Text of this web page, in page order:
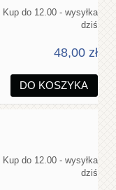
Kup do 12.00 - wysyłka
dziś
48,00 zł
DO KOSZYKA
Kup do 12.00 - wysyłka
dziś